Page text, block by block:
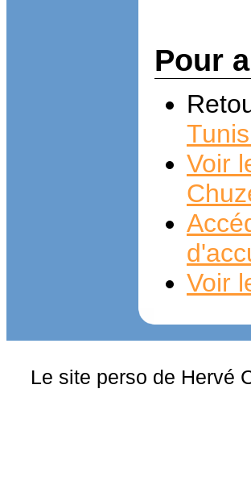
Pour
Voir
Voir
Le site perso de Hervé